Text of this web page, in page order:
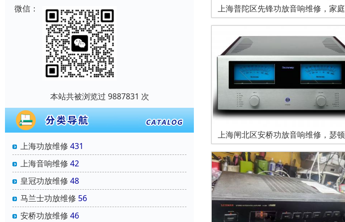
微信：
本站共被浏览过 9887831 次
上海功放维修 431
上海音响维修 42
皇冠功放维修 48
马兰士功放维修 56
安桥功放维修 46
上海普陀区先锋功放音响维修，家庭
上海闸北区安桥功放音响维修，瑟顿